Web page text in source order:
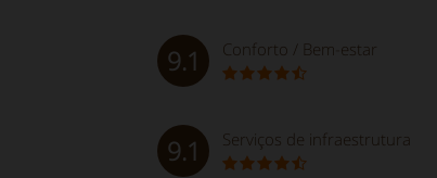
9.1 Conforto / Bem-estar
9.1 Serviços de infraestrutura